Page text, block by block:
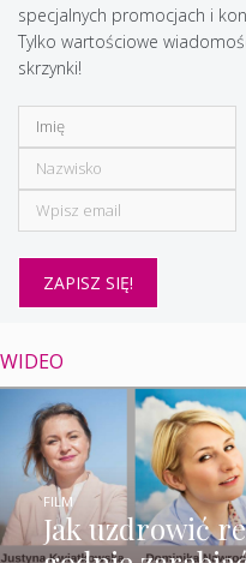
specjalnych promocjach i
Tylko wartościowe
skrzynki!
WIDEO
Jak uzdrowić
FILM